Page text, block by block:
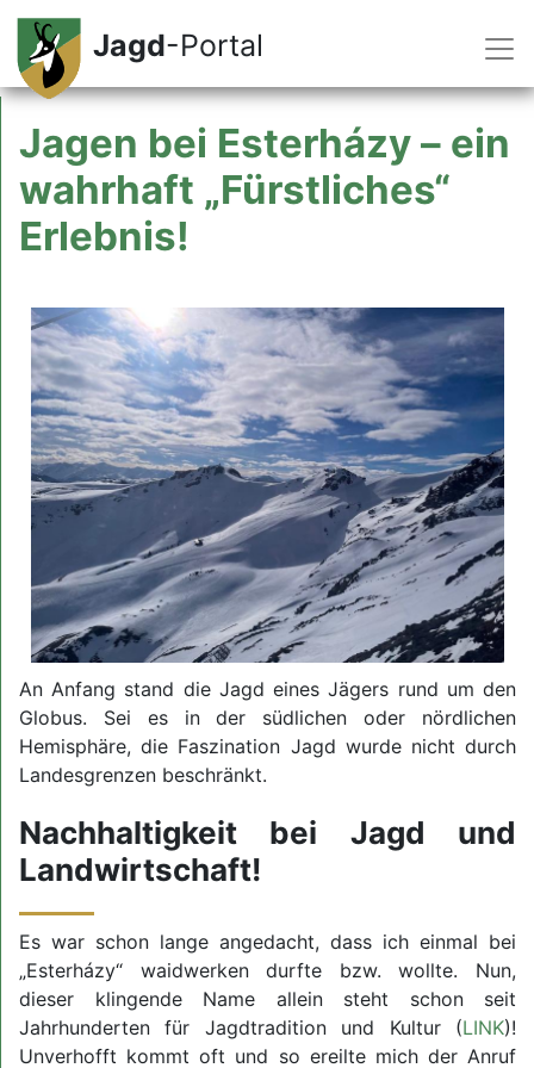
Jagd-Portal
Jagen bei Esterházy – ein
wahrhaft „Fürstliches“
Erlebnis!
An Anfang stand die Jagd eines Jägers rund um den
Globus. Sei es in der südlichen oder nördlichen
Hemisphäre, die Faszination Jagd wurde nicht durch
Landesgrenzen beschränkt.
Nachhaltigkeit bei Jagd und
Landwirtschaft!
Es war schon lange angedacht, dass ich einmal bei
„Esterházy“ waidwerken durfte bzw. wollte. Nun,
dieser klingende Name allein steht schon seit
Jahrhunderten für Jagdtradition und Kultur (LINK)!
Unverhofft kommt oft und so ereilte mich der Anruf